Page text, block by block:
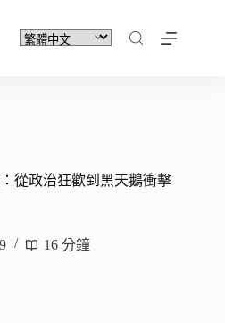
從政治狂歡到黑天鵝衝擊
16 分鐘